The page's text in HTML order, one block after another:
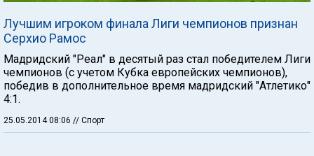
Лучшим игроком финала Лиги чемпионов признан
Серхио Рамос
Мадридский "Реал" в десятый раз стал победителем Лиги
чемпионов (с учетом Кубка европейских чемпионов),
победив в дополнительное время мадридский "Атлетико"
4:1.
25.05.2014 08:06 // Спорт